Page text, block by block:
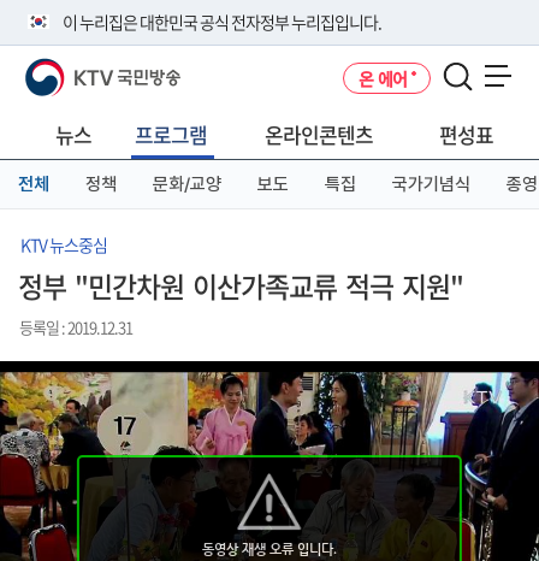
이 누리집은 대한민국 공식 전자정부 누리집입니다.
공식 누리집 주소 확인하기
니다.
이밖에 or.kr 또는 .kr등 다른 도메인 주소를 사용하고 있다면 아래 URL에
서 도메인 주소를 확인해 보세요
KTV 국민방송 온 에어
뉴스 프로그램 온라인콘텐츠 편성표
전체 정책 문화/교양 보도 특집 국가기념식 종영
KTV 뉴스중심
정부 "민간차원 이산가족교류 적극 지원"
등록일 : 2019.12.31